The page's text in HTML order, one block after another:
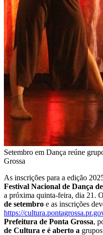
Setembro em Dança reúne
Grossa
As inscrições para a edição
Festival Nacional de Dança
a próxima quinta-feira, dia 21.
de setembro e as inscrições
https://
Prefeitura de Ponta Grossa,
de Cultura e é aberto a